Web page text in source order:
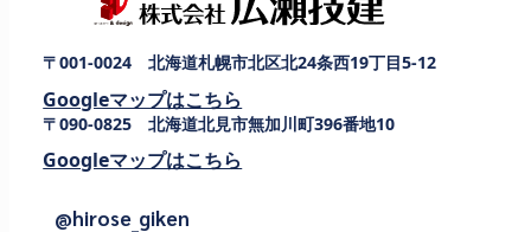
〒001-0024 北海道札幌市北区北24条西19丁目5-12
Googleマップはこちら
〒090-0825 北海道北見市無加川町396番地10
Googleマップはこちら
@hirose_giken